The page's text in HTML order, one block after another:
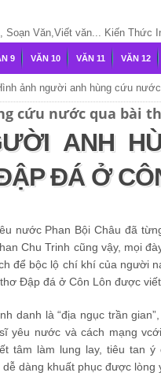
Soạn Văn,Viết văn... Kiến Thức
9 VĂN 10 VĂN 11 VĂN 12
ảnh người anh hùng cứu
cứu nước qua bài
ANH
ĐÁ Ở
nước Phan Bội Châu đã
Chu Trinh cũng vậy, mọi
để bộc lộ chí khí của người
Đập đá ở Côn Lôn được
danh là “địa ngục trần
yêu nước và cách mạng
tâm làm lung lay, tiêu tan
dàng khuất phục được lòng